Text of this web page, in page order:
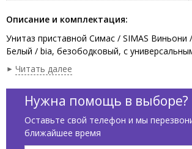
Описание и комплектация:
Унитаз приставной Симас / SIMAS Виньони
Белый / bia, безободковый, с
или стены (техническое колено системы
предоставляется по запросу), высокий - 50
см, цвет белый. Крепление и крышка
отдельно.
Читать далее
Нужна помощь в выборе?
Оставьте свой телефон и мы
ближайшее время